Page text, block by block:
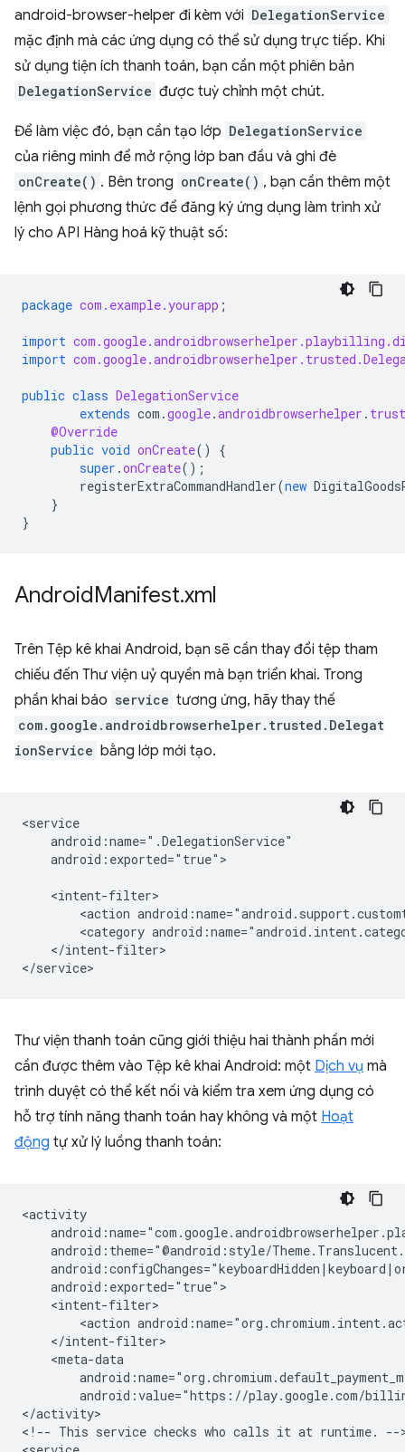
android-browser-helper đi kèm với DelegationService
mặc định mà các ứng dụng có thể sử dụng trực tiếp. Khi
sử dụng tiện ích thanh toán, bạn cần một phiên bản
DelegationService được tuỳ chỉnh một chút.
Để làm việc đó, bạn cần tạo lớp DelegationService
của riêng mình để mở rộng lớp ban đầu và ghi đè
onCreate() . Bên trong onCreate() , bạn cần thêm một
lệnh gọi phương thức để đăng ký ứng dụng làm trình xử
lý cho API Hàng hoá kỹ thuật số:
package com.example.yourapp ;
import
import
public class DelegationService
extends com .google.androidbrowserhelper .
@Override
public void onCreate()
{
super .onCreate();
registerExtraCommandHandler(new
}
}
AndroidManifest.xml
Trên Tệp kê khai Android, bạn sẽ cần thay đổi tệp tham
chiếu đến Thư viện uỷ quyền mà bạn triển khai. Trong
phần khai báo service tương ứng, hãy thay thế
com.google.androidbrowserhelper.trusted.Delegat
ionService bằng lớp mới tạo.
android:exported="true">
<action
<category
</intent-filter>
Thư viện thanh toán cũng giới thiệu hai thành phần mới
cần được thêm vào Tệp kê khai Android: một Dịch vụ mà
trình duyệt có thể kết nối và kiểm tra xem ứng dụng có
hỗ trợ tính năng thanh toán hay không và một Hoạt
động tự xử lý luồng thanh toán:
<action
android:value="https://play.google.com/
</activity>
<!-- This service checks who calls it at runtime.
--